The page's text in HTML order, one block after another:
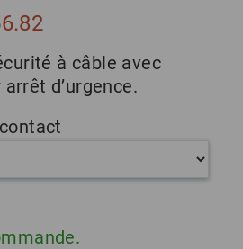
à câble avec
d’urgence.